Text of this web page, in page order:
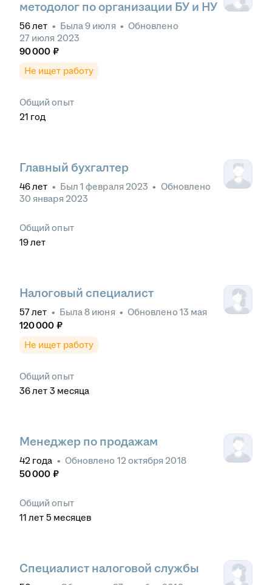
методолог по организации БУ и НУ
56лет • Была9 июля • Обновлено
27 июля 2023
90 000 ₽
Не ищет работу
Общий опыт
21 год
Главный бухгалтер
46лет • Был 1 февраля 2023 • Обновлено
30 января 2023
Общий опыт
19лет
Налоговый специалист
57лет • Была8 июня • Обновлено 13 мая
120 000 ₽
Не ищет работу
Общий опыт
36лет 3 месяца
Менеджер по продажам
42 года • Обновлено 12 октября 2018
50 000 ₽
Общий опыт
11 лет 5 месяцев
Специалист налоговой службы